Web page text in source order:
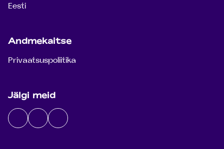
Eesti
Andmekaitse
Privaatsuspoliitika
Jälgi meid
InstagramFacebookYoutube